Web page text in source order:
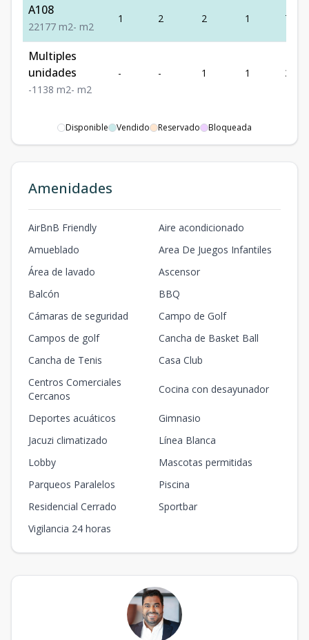
A108
221 77 m2- m2
1 2 2 1 77
Multiples
unidades
-1 1 38 m2- m2
- - 1 1 38
Disponible Vendido Reservado Bloqueada
Amenidades
AirBnB Friendly
Aire acondicionado
Amueblado
Area De Juegos Infantiles
Área de lavado
Ascensor
Balcón
BBQ
Cámaras de seguridad
Campo de Golf
Campos de golf
Cancha de Basket Ball
Cancha de Tenis
Casa Club
Centros Comerciales
Cercanos
Cocina con desayunador
Deportes acuáticos
Gimnasio
Jacuzi climatizado
Línea Blanca
Lobby
Mascotas permitidas
Parqueos Paralelos
Piscina
Residencial Cerrado
Sportbar
Vigilancia 24 horas